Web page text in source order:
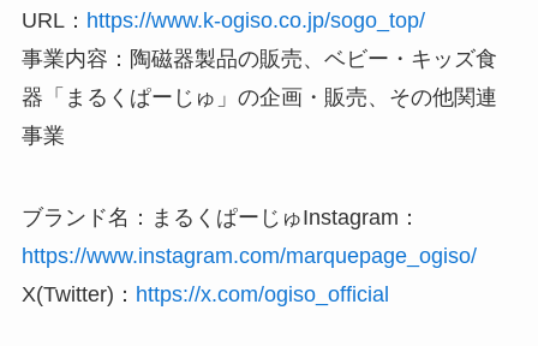
URL： https://www.k-ogiso.co.jp/sogo_top/
事業内容：陶磁器製品の販売、ベビー・キッズ食
器「まるくぱーじゅ」の企画・販売、その他関連
事業
ブランド名：まるくぱーじゅInstagram：
https://www.instagram.com/marquepage_ogiso/
X(Twitter)： https://x.com/ogiso_official